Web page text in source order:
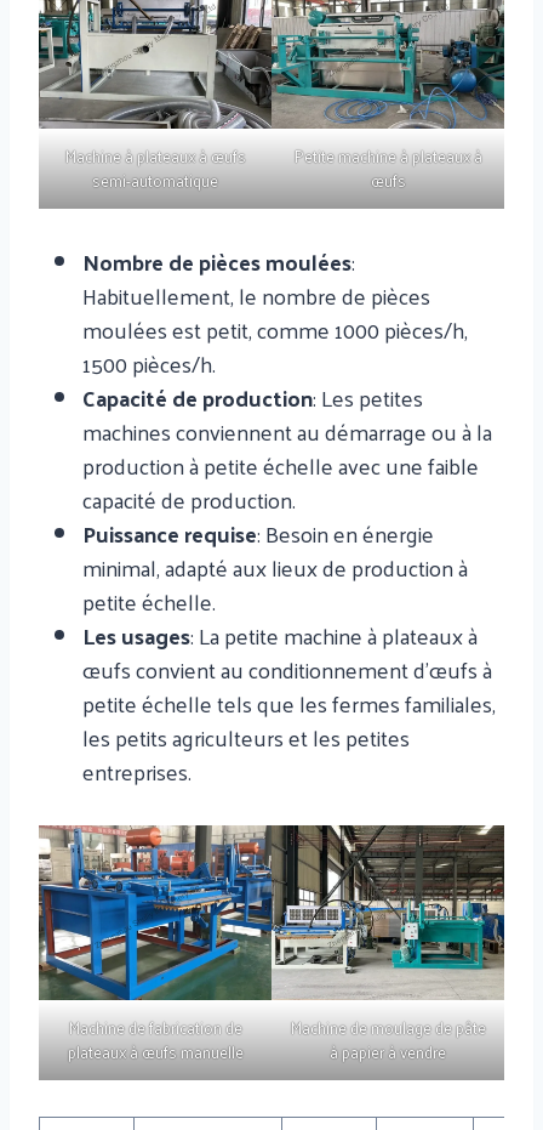
Machine à plateaux à œufs
semi-automatique
Petite machine à plateaux à
œufs
Nombre de pièces moulées:
Habituellement, le nombre de pièces
moulées est petit, comme 1000 pièces/h,
1500 pièces/h.
Capacité de production: Les petites
machines conviennent au démarrage ou à la
production à petite échelle avec une faible
capacité de production.
Puissance requise: Besoin en énergie
minimal, adapté aux lieux de production à
petite échelle.
Les usages: La petite machine à plateaux à
œufs convient au conditionnement d'œufs à
petite échelle tels que les fermes familiales,
les petits agriculteurs et les petites
entreprises.
Machine de fabrication de
plateaux à œufs manuelle
Machine de moulage de pâte
à papier à vendre